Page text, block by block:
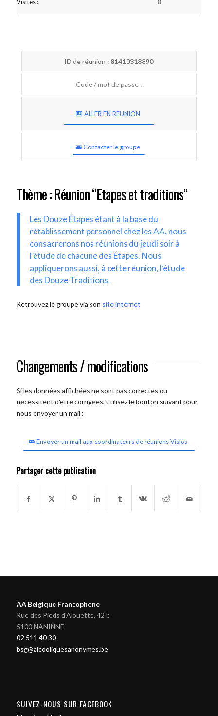
Visites : 0
ID de réunion : 81410318890
Code / mot de passe :
ALLER EN REUNION
Contacter le groupe
Thème : Réunion “Etapes et traditions”
Les Douze Étapes étant à la base du
rétablissement personnel chez les AA, nous
consacrerons nos réunions du jeudi soir à
l’étude de chacune des Étapes. Nous
appliquerons aussi, à cette réunion, l’étude
des Douze Traditions.
Retrouvez le groupe via son site internet
Changements / modifications
Si les données affichées ne sont pas correctes ou
nécessitent d'être corrigées, utilisez le bouton suivant pour
nous envoyer un mail :
Envoyer un mail aux coordinateurs de réunions Visios
Partager cette publication
AA Belgique Francophone
Rue des Pieds d'Alouette, 42 b
5100 NANINNE
02 511 40 30
bsg@alcooliquesanonymes.be
SUIVEZ-NOUS SUR FACEBOOK